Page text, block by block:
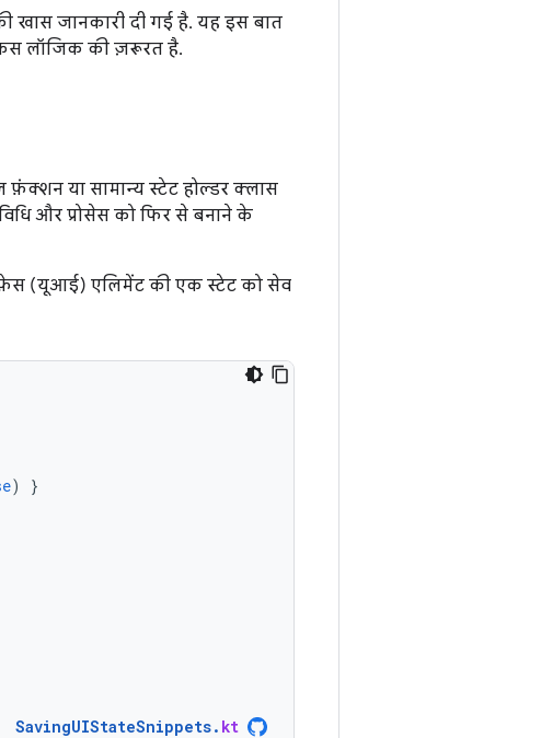
जानकारी दी गई है. यह इस बात
लॉजिक की ज़रूरत है.
या सामान्य स्टेट होल्डर क्लास
और प्रोसेस को फिर से बनाने के
(यूआई) एलिमेंट की एक स्टेट को सेव
) }
SavingUIStateSnippets. kt